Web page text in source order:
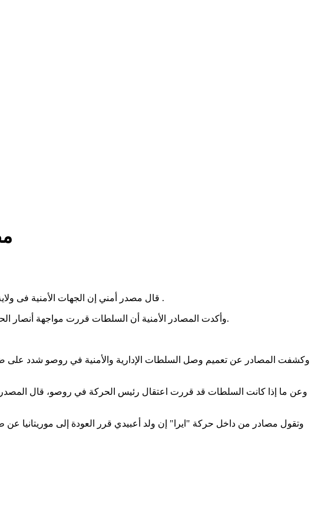
قال مصدر أمني إن الجهات الأمنية فى ولاية ترارزه رفعت من حالة التهب استعدادا لوصول رئيس حركة "ايرا" بيرام ولد الداه ولد أعبيدي إلى عاصمة ولاية ترا زه غدا الأحد .
وأكدت المصادر الأمنية أن السلطات قررت مواجهة أنصار الحركة في روصو، ومنعهم من تنظيم أي أنشطة احتفالية بعودة رئيس الحركة من جولة شملت أمريكا وعدة دول أوروبية وإفريقية.
وكشفت المصادر عن تعميم وصل السلطات الإدارية والأمنية في روصو شدد على
وعن ما إذا كانت السلطات قد قررت اعتقال رئيس الحركة في روصو، قال